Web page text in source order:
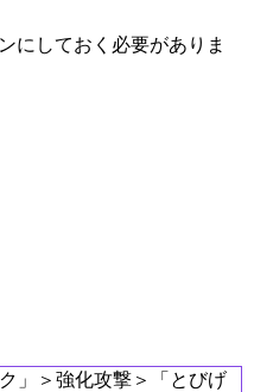
にしておく必要がありま
」＞強化攻撃＞「とびげ